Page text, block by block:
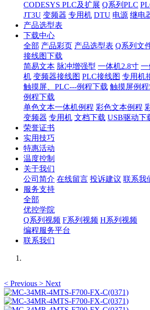
CODESYS PLC及扩展 Q系列PLC
JT3U 变频器 专用机 DTU 电源 继电
产品选型表
下载中心
全部 产品彩页 产品选型表 Q系列文
接线图下载
简易文本 脉冲增强型 一体机2.8寸 一
机 变频器接线图 PLC接线图 专用机
触摸屏、PLC---例程下载 触摸屏例程
例程下载
单色文本一体机例程 彩色文本例程
变频器 专用机 文档下载 USB驱动下
荣誉证书
实用技巧
特惠活动
温度控制
关于我们
公司简介 在线留言 投诉建议 联系我
服务支持
全部
优控学院
Q系列视频 F系列视频 H系列视频
编程服务平台
联系我们
< Previous > Next